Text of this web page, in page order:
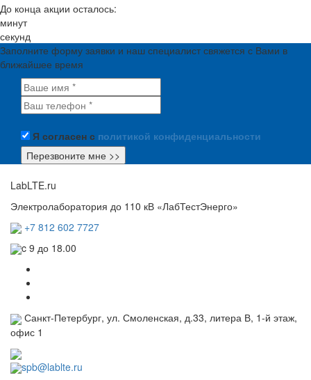
До конца акции осталось:
минут
секунд
Заполните форму заявки и наш специалист свяжется с Вами в
ближайшее время
Я согласен с политикой конфиденциальности
LabLTE.ru
Электролаборатория до 110 кВ «ЛабТестЭнерго»
+7 812 602 7727
c 9 до 18.00
Санкт-Петербург, ул. Смоленская, д.33, литера В, 1-й этаж,
офис 1
spb@lablte.ru